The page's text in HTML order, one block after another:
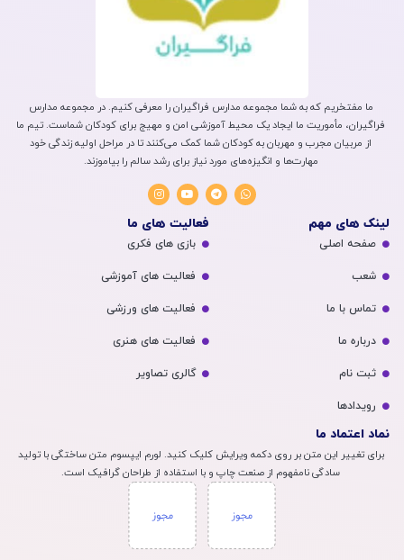
ما مفتخریم که به شما مجموعه مدارس فراگیران را معرفی کنیم. در مجموعه مدارس
فراگیران، مأموریت ما ایجاد یک محیط آموزشی امن و مهیج برای کودکان شماست. تیم ما
از مربیان مجرب و مهربان به کودکان شما کمک می‌کنند تا در مراحل اولیه زندگی خود
مهارت‌ها و انگیزه‌های مورد نیاز برای رشد سالم را بیاموزند.
لینک های مهم
صفحه اصلی
شعب
تماس با ما
درباره ما
ثبت نام
رویداد‌ها
فعالیت های ما
بازی های فکری
فعالیت های آموزشی
فعالیت های ورزشی
فعالیت های هنری
گالری تصاویر
نماد اعتماد ما
برای تغییر این متن بر روی دکمه ویرایش کلیک کنید. لورم ایپسوم متن ساختگی با تولید
سادگی نامفهوم از صنعت چاپ و با استفاده از طراحان گرافیک است.